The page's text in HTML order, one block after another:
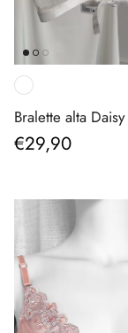
Bralette alta Daisy
Prezzo normale
€29,90